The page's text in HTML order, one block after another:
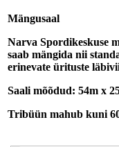
Mängusaal
Narva Spordikeskuse
saab mängida nii
erinevate ürituste
Saali mõõdud: 54m x
Tribüün mahub kuni